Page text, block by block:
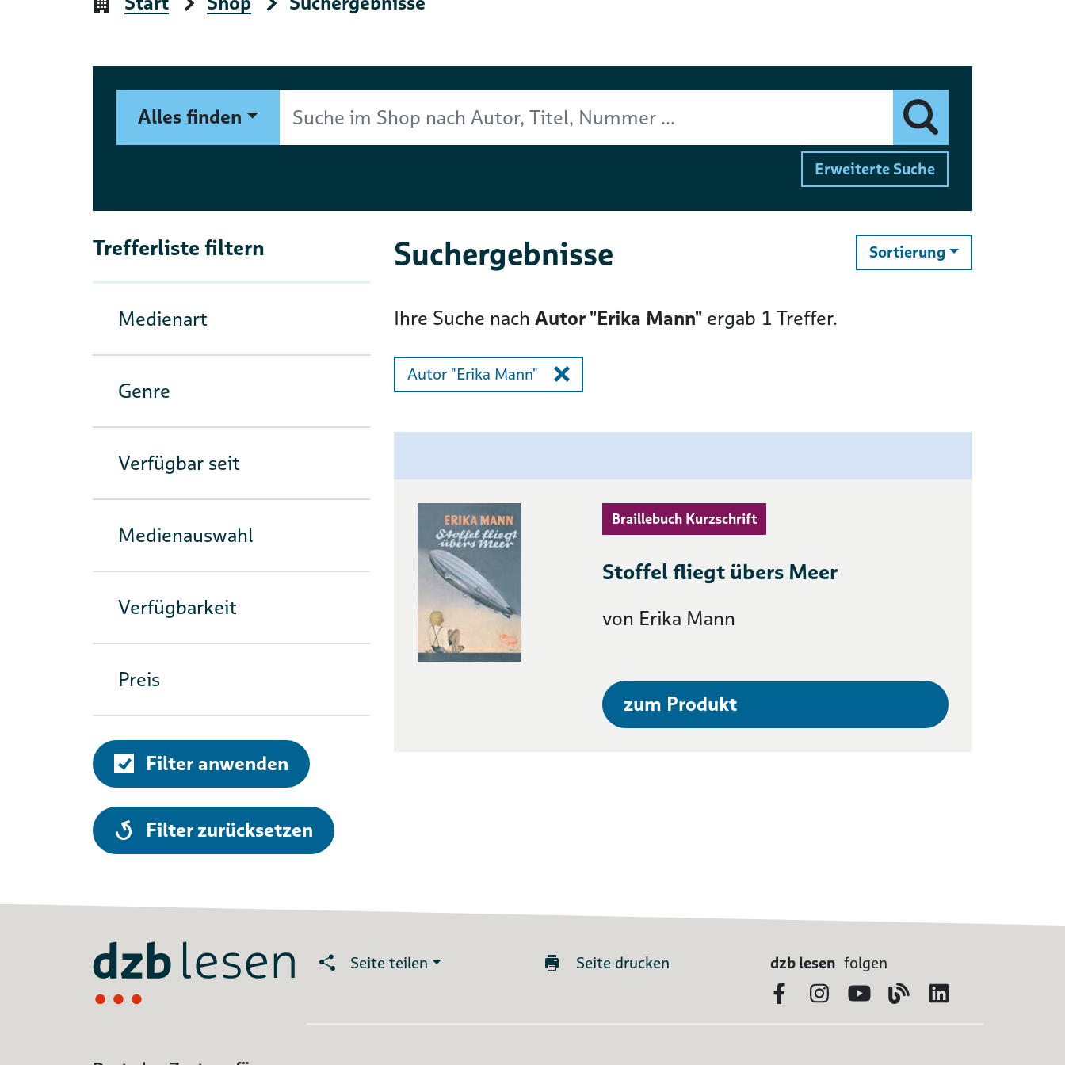
Suchformular
Alles finden
Suche im Shop nach Autor, Titel, Nummer ...
Erweiterte Suche
Trefferliste filtern
Medienart
Genre
Verfügbar seit
Medienauswahl
Verfügbarkeit
Preis
Filter anwenden
alle
Filter zurücksetzen
Suchergebnisse Sortierungändern
Ihre Suche nach Autor "Erika Mann" ergab 1 Treffer.
Autor "Erika Mann"
Braillebuch Kurzschrift
Stoffel fliegt übers Meer
von Erika Mann
zum Produkt
Seite teilen Seite drucken dzb lesen folgen
FacebookInstagram
YouTubeBlog